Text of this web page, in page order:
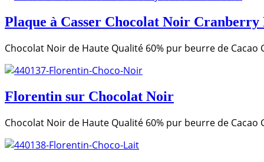
Plaque à Casser Chocolat Noir Cranberry
Chocolat Noir de Haute Qualité 60% pur beurre de Cacao
Florentin sur Chocolat Noir
Chocolat Noir de Haute Qualité 60% pur beurre de